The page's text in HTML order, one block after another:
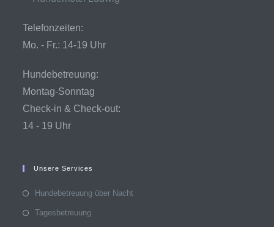
Telefonzeiten:
Mo. - Fr.: 14-19 Uhr
Hundebetreuung:
Montag-Sonntag
Check-in & Check-out:
14 - 19 Uhr
Unsere Services
Hundebetreuung über Nacht
Tagesbetreuung